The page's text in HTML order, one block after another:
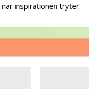
inspirationen tryter.